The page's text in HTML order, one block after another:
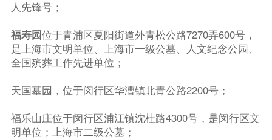
人先锋号；
福寿园位于青浦区夏阳街道外青松公路7270弄600号，
是上海市文明单位、上海市一级公墓、人文纪念公园、
全国殡葬工作先进单位；
天国墓园，位于闵行区华漕镇北青公路2200号；
福乐山庄位于闵行区浦江镇沈杜路4300号，是闵行区文
明单位；上海市二级公墓；